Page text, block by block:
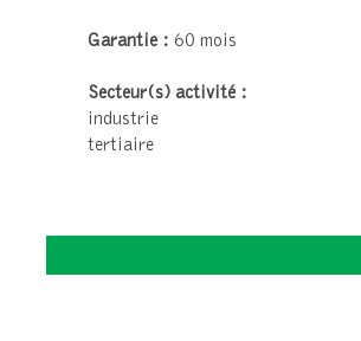
Garantie : 60 mois
Secteur(s) activité :
industrie
tertiaire